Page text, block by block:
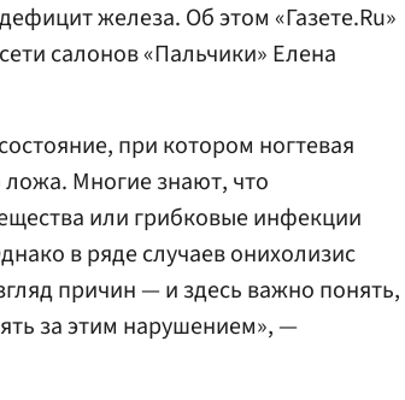
железа. Об этом «Газете.Ru»
салонов «Пальчики» Елена
при котором ногтевая
ложа. Многие знают, что
или грибковые инфекции
в ряде случаев онихолизис
причин — и здесь важно понять,
за этим нарушением», —